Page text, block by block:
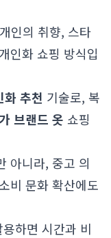
인의 취향, 스타
인화 쇼핑 방식입
화 추천 기술로, 복
브랜드 옷 쇼핑
아니라, 중고 의
비 문화 확산에도
하면 시간과 비